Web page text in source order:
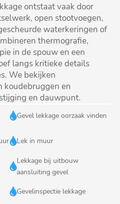
ontstaat vaak door
open stootvoegen,
waterkeringen of
thermografie,
in de spouw en een
langs kritieke details
We bekijken
koudebruggen en
en dauwpunt.
Gevel lekkage oorzaak vinden
Lek in muur

Lekkage bij uitbouw
aansluiting gevel
Gevelinspectie lekkage